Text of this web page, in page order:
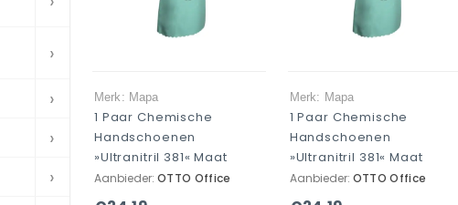
Merk: Mapa
1 Paar Chemische
Handschoenen
»Ultranitril 381« Maat
Aanbieder: OTTO Office
Merk: Mapa
1 Paar Chemische
Handschoenen
»Ultranitril 381« Maat
Aanbieder: OTTO Office
›
›
›
›